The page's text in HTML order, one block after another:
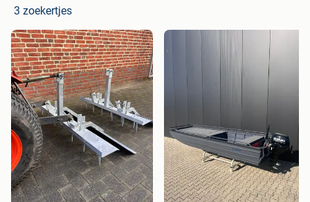
3 zoekertjes